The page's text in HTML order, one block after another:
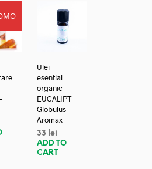
Ulei
esential
organic
EUCALIPT
Globulus –
Aromax
33
lei
ADD TO
CART